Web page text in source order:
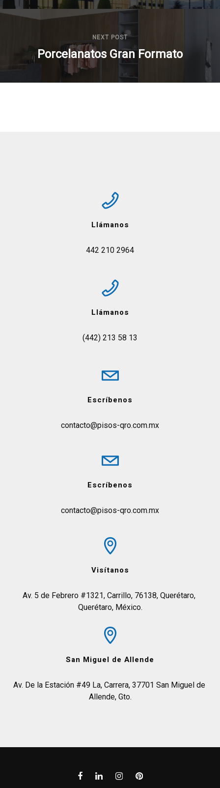
NEXT POST
Porcelanatos Gran Formato
Llámanos
442 210 2964
Llámanos
(442) 213 58 13
Escríbenos
contacto@pisos-qro.com.mx
Escríbenos
contacto@pisos-qro.com.mx
Visítanos
Av. 5 de Febrero #1321, Carrillo, 76138, Querétaro,
Querétaro, México.
San Miguel de Allende
Av. De la Estación #49 La, Carrera, 37701 San Miguel de
Allende, Gto.